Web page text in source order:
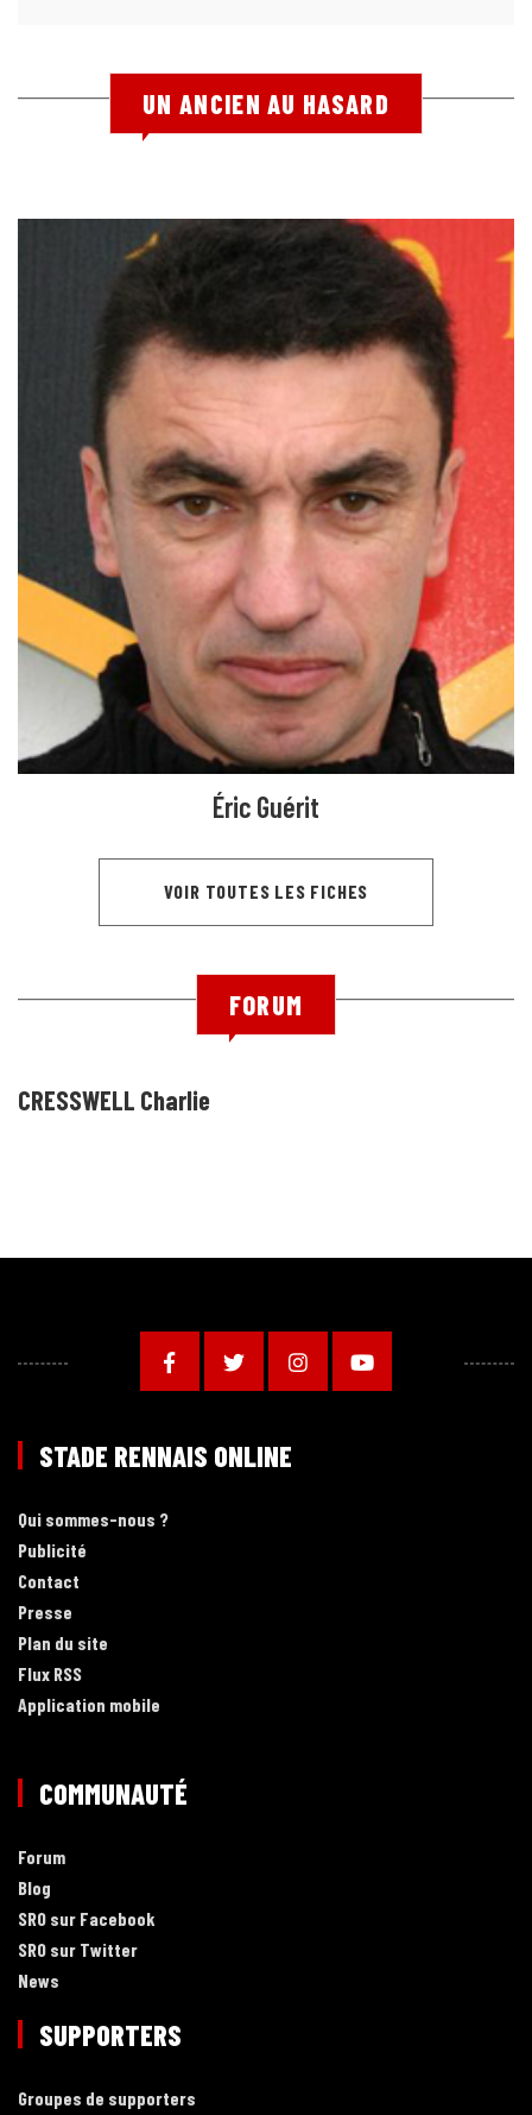
UN ANCIEN AU HASARD
Éric Guérit
VOIR TOUTES LES FICHES
FORUM
CRESSWELL Charlie
STADE RENNAIS ONLINE
Qui sommes-nous ?
Publicité
Contact
Presse
Plan du site
Flux RSS
Application mobile
COMMUNAUTÉ
Forum
Blog
SRO sur Facebook
SRO sur Twitter
News
SUPPORTERS
Groupes de supporters